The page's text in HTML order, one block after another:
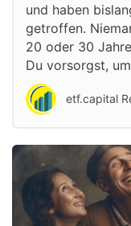
und haben
getroffen.
20 oder 30
Du vorsorgst,
etf.capital